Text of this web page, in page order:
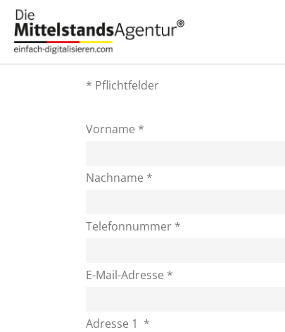
* Pflichtfelder
Vorname *
Nachname *
Telefonnummer *
E-Mail-Adresse *
Adresse 1 *